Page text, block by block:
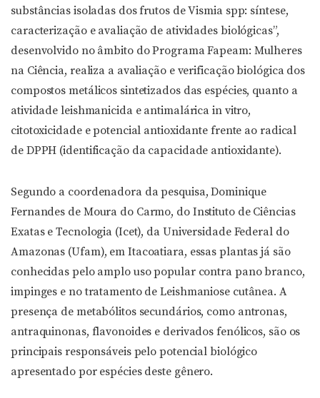
substâncias isoladas dos frutos de Vismia spp: síntese,
caracterização e avaliação de atividades biológicas”,
desenvolvido no âmbito do Programa Fapeam: Mulheres
na Ciência, realiza a avaliação e verificação biológica dos
compostos metálicos sintetizados das espécies, quanto a
atividade leishmanicida e antimalárica in vitro,
citotoxicidade e potencial antioxidante frente ao radical
de DPPH (identificação da capacidade antioxidante).
Segundo a coordenadora da pesquisa, Dominique
Fernandes de Moura do Carmo, do Instituto de Ciências
Exatas e Tecnologia (Icet), da Universidade Federal do
Amazonas (Ufam), em Itacoatiara, essas plantas já são
conhecidas pelo amplo uso popular contra pano branco,
impinges e no tratamento de Leishmaniose cutânea. A
presença de metabólitos secundários, como antronas,
antraquinonas, flavonoides e derivados fenólicos, são os
principais responsáveis pelo potencial biológico
apresentado por espécies deste gênero.